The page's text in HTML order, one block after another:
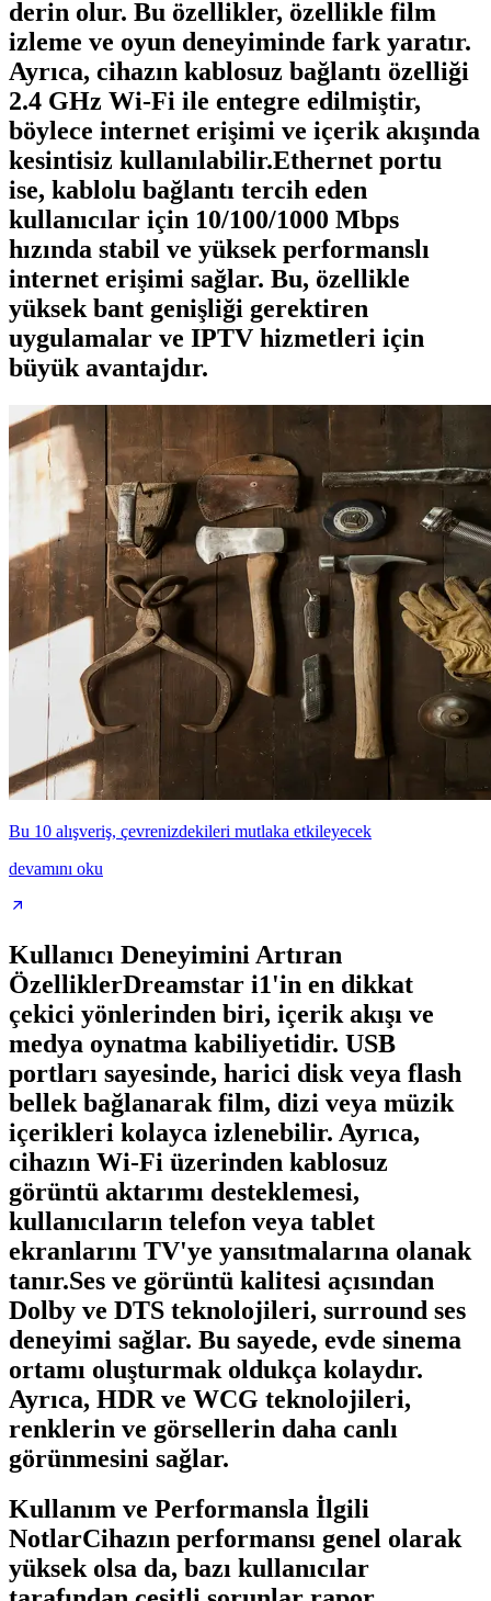
derin olur. Bu özellikler, özellikle film
izleme ve oyun deneyiminde fark yaratır.
Ayrıca, cihazın kablosuz bağlantı özelliği
2.4 GHz Wi-Fi ile entegre edilmiştir,
böylece internet erişimi ve içerik akışında
kesintisiz kullanılabilir.Ethernet portu
ise, kablolu bağlantı tercih eden
kullanıcılar için 10/100/1000 Mbps
hızında stabil ve yüksek performanslı
internet erişimi sağlar. Bu, özellikle
yüksek bant genişliği gerektiren
uygulamalar ve IPTV hizmetleri için
büyük avantajdır.
Bu 10 alışveriş, çevrenizdekileri mutlaka etkileyecek
devamını oku
Kullanıcı Deneyimini Artıran
ÖzelliklerDreamstar i1'in en dikkat
çekici yönlerinden biri, içerik akışı ve
medya oynatma kabiliyetidir. USB
portları sayesinde, harici disk veya flash
bellek bağlanarak film, dizi veya müzik
içerikleri kolayca izlenebilir. Ayrıca,
cihazın Wi-Fi üzerinden kablosuz
görüntü aktarımı desteklemesi,
kullanıcıların telefon veya tablet
ekranlarını TV'ye yansıtmalarına olanak
tanır.Ses ve görüntü kalitesi açısından
Dolby ve DTS teknolojileri, surround ses
deneyimi sağlar. Bu sayede, evde sinema
ortamı oluşturmak oldukça kolaydır.
Ayrıca, HDR ve WCG teknolojileri,
renklerin ve görsellerin daha canlı
görünmesini sağlar.
Kullanım ve Performansla İlgili
NotlarCihazın performansı genel olarak
yüksek olsa da, bazı kullanıcılar